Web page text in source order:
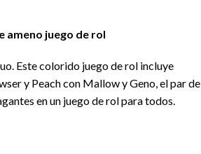
ameno juego de rol
Este colorido juego de rol incluye
y Peach con Mallow y Geno, el par de
en un juego de rol para todos.